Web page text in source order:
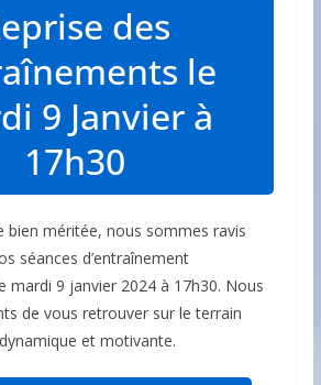
des
le
9 Janvier à
17h30
bien méritée, nous sommes ravis
séances d’entraînement
mardi 9 janvier 2024 à 17h30. Nous
de vous retrouver sur le terrain
et motivante.